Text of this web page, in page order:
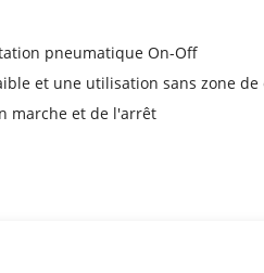
pneumatique On-Off
et une utilisation sans zone de
marche et de l'arrêt